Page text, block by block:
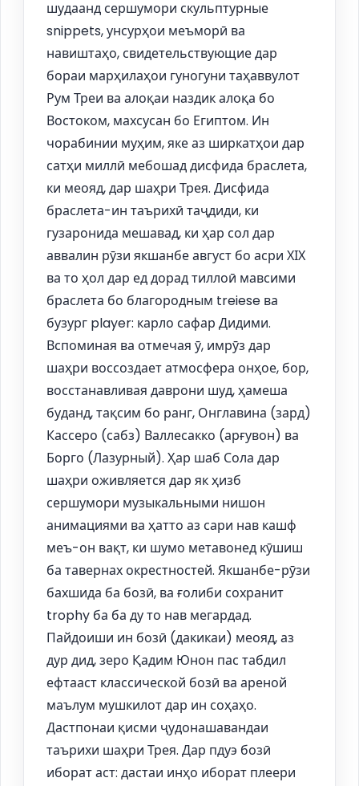
шудаанд сершумори скульптурные
snippets, унсурҳои меъморӣ ва
навиштаҳо, свидетельствующие дар
бораи марҳилаҳои гуногуни таҳаввулот
Рум Треи ва алоқаи наздик алоқа бо
Востоком, махсусан бо Египтом. Ин
чорабинии муҳим, яке аз ширкатҳои дар
сатҳи миллӣ мебошад дисфида браслета,
ки меояд, дар шаҳри Трея. Дисфида
браслета-ин таърихӣ таҷдиди, ки
гузаронида мешавад, ки ҳар сол дар
аввалин рӯзи якшанбе август бо асри ХІХ
ва то ҳол дар ед дорад тиллоӣ мавсими
браслета бо благородным treiese ва
бузург player: карло сафар Дидими.
Вспоминая ва отмечая ӯ, имрӯз дар
шаҳри воссоздает атмосфера онҳое, бор,
восстанавливая даврони шуд, ҳамеша
буданд, тақсим бо ранг, Онглавина (зард)
Кассеро (сабз) Валлесакко (арғувон) ва
Борго (Лазурный). Ҳар шаб Сола дар
шаҳри оживляется дар як ҳизб
сершумори музыкальными нишон
анимациями ва ҳатто аз сари нав кашф
меъ-он вақт, ки шумо метавонед кӯшиш
ба тавернах окрестностей. Якшанбе-рӯзи
бахшида ба бозӣ, ва ғолиби сохранит
trophy ба ба ду то нав мегардад.
Пайдоиши ин бозӣ (дакикаи) меояд, аз
дур дид, зеро Қадим Юнон пас табдил
ефтааст классической бозӣ ва ареной
маълум мушкилот дар ин соҳаҳо.
Дастпонаи қисми ҷудонашавандаи
таърихи шаҳри Трея. Дар пдуэ бозӣ
иборат аст: дастаи инҳо иборат плеери